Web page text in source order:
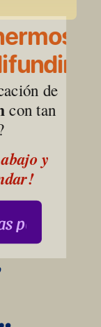
la
de
con tan
y
por su